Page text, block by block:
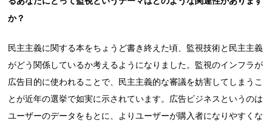
か？
民主主義に関する本をちょうど書き終えた頃、監視技術と民主主義
がどう関係しているか考えるようになりました。監視のインフラが
広告目的に使われることで、民主主義的な審議を妨害してしまうこ
とが近年の選挙で如実に示されています。広告ビジネスというのは
ユーザーのデータをもとに、よりユーザーが購入者になりやすくな